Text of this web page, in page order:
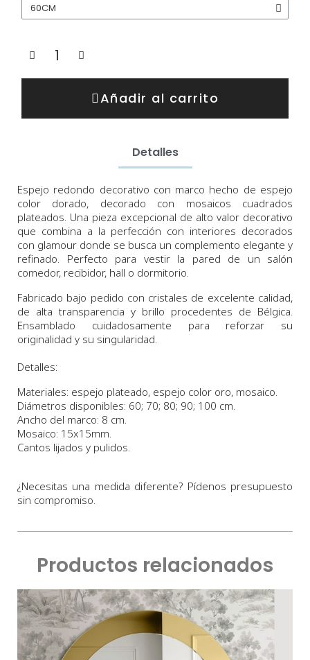
Añadir al carrito
Detalles
Espejo redondo decorativo con marco hecho de espejo
color dorado, decorado con mosaicos cuadrados
plateados. Una pieza excepcional de alto valor decorativo
que combina a la perfección con interiores decorados
con glamour donde se busca un complemento elegante y
refinado. Perfecto para vestir la pared de un salón
comedor, recibidor, hall o dormitorio.
Fabricado bajo pedido con cristales de excelente calidad,
de alta transparencia y brillo procedentes de Bélgica.
Ensamblado cuidadosamente para reforzar su
originalidad y su singularidad.
Detalles:
Materiales: espejo plateado, espejo color oro, mosaico.
Diámetros disponibles: 60; 70; 80; 90; 100 cm.
Ancho del marco: 8 cm.
Mosaico: 15x15mm.
Cantos lijados y pulidos.
¿Necesitas una medida diferente? Pídenos presupuesto
sin compromiso.
Productos relacionados